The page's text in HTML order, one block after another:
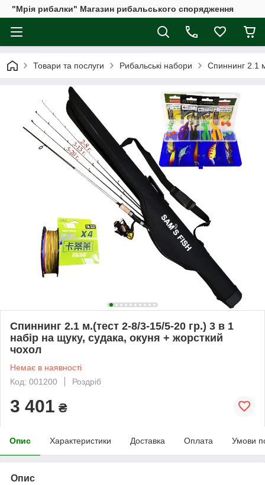
"Мрія рибалки" Магазин рибальського спорядження
Товари та послуги Рибальські набори Спиннинг 2.1
Спиннинг 2.1 м.(тест 2-8/3-15/5-20 гр.) 3 в 1
набір на щуку, судака, окуня + жорсткий
чохол
Немає в наявності
Код: 001200
Роздріб
3 401 ₴
Опис Характеристики Доставка Оплата Умови
Опис